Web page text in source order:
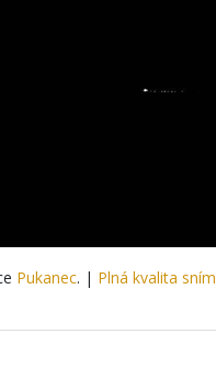
Pukanec. | Plná kvalita